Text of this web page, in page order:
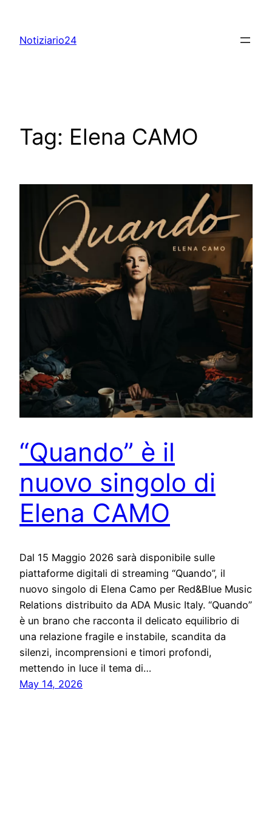
content
Notiziario24
Tag: Elena CAMO
“Quando” è il
nuovo singolo di
Elena CAMO
Dal 15 Maggio 2026 sarà disponibile sulle
piattaforme digitali di streaming “Quando”, il
nuovo singolo di Elena Camo per Red&Blue Music
Relations distribuito da ADA Music Italy. “Quando”
è un brano che racconta il delicato equilibrio di
una relazione fragile e instabile, scandita da
silenzi, incomprensioni e timori profondi,
mettendo in luce il tema di…
May 14, 2026